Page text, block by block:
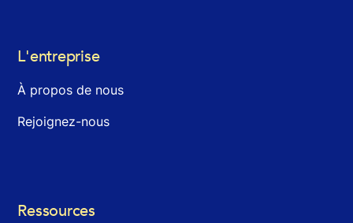
L'entreprise
À propos de nous
Rejoignez-nous
Ressources